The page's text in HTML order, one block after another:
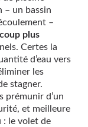
– un bassin
–
plus
Certes la
d’eau vers
les
stagner.
prémunir d’un
et meilleure
: le volet de